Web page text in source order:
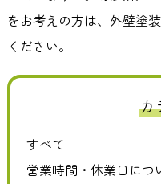
をお考えの方は、外壁塗
ください。
カ
すべて
営業時間・休業日につ